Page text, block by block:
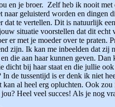
en je broer. Zelf heb ik nooit met
geluisterd worden en dingen
te vertellen. Dit is natuurlijk
situatie voorstellen dat dit
er met je moeder over te praten.
zijn. Ik kan me inbeelden dat zij
die aan haar kunnen geven.
dicht bij haar staat en die jullie
de tussentijd is er denk ik niet
al heel erg opluchten. Ook
Heel veel succes! Als je nog